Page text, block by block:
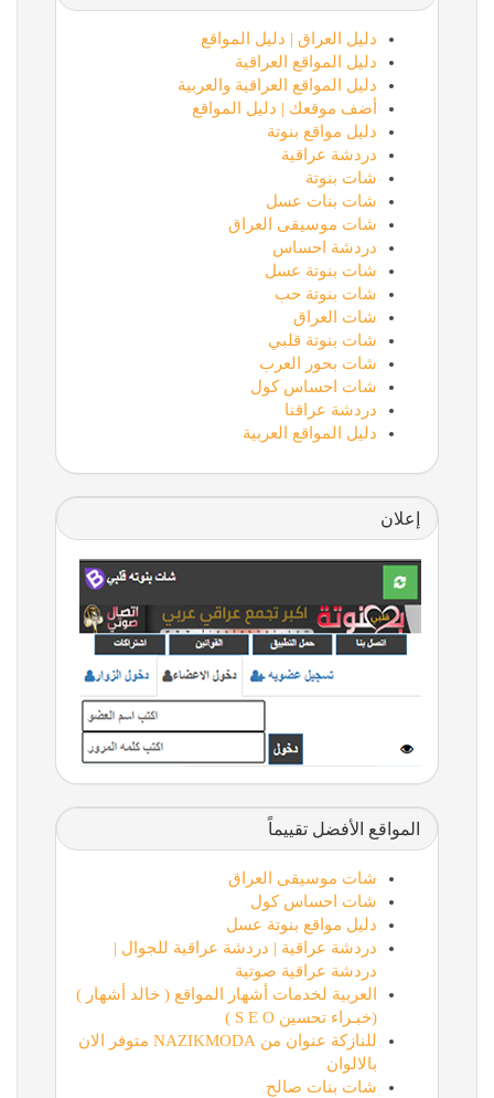
دليل العراق | دليل المواقع
دليل المواقع العراقية
دليل المواقع العراقية والعربية
أضف موقعك | دليل المواقع
دليل مواقع بنوتة
دردشة عراقية
شات بنوتة
شات بنات عسل
شات موسيقى العراق
دردشة احساس
شات بنوتة عسل
شات بنوتة حب
شات العراق
شات بنوتة قلبي
شات بحور العرب
شات احساس كول
دردشة عراقنا
دليل المواقع العربية
إعلان
المواقع الأفضل تقييماً
شات موسيقى العراق
شات احساس كول
دليل مواقع بنوتة عسل
دردشة عراقية | دردشة عراقية للجوال |
دردشة عراقية صوتية
العربية لخدمات أشهار المواقع ( خالد أشهار )
(خبـراء تحسين S E O )
للنازكة عنوان من NAZIKMODA متوفر الان
بالالوان
شات بنات صالح